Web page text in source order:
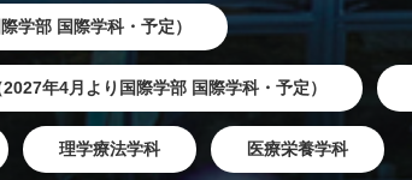
学部 国際学科・予定）
年4月より国際学部 国際学科・予定）
理学療法学科 医療栄養学科